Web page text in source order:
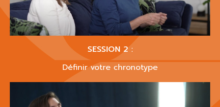
SESSION 2 :
Définir votre chronotype